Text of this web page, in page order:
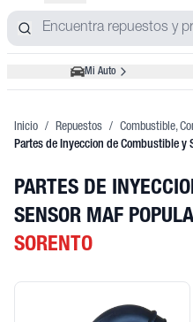
Mi Auto
Inicio / Repuestos / Combustible,
Partes de Inyeccion de Combustible y
PARTES DE
SENSOR MAF
SORENTO